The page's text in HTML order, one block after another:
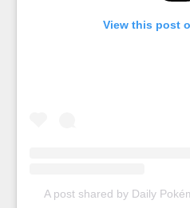
View this post
A post shared by Daily